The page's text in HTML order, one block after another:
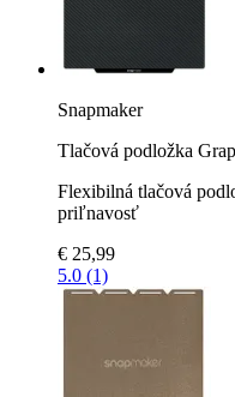
Snapmaker
Tlačová podložka
Flexibilná tlačová
priľnavosť
€ 25,99
5.0 (1)